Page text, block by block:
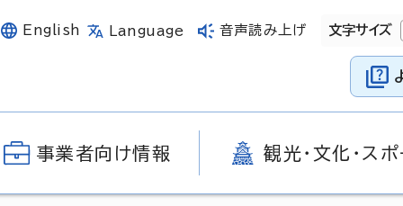
English Language 音声読み上げ 文字サイズ
事業者向け情報 観光・文化・ス